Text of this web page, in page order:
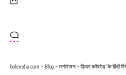
boleindia.com > Blog > मनोरंजन> डियर कॉमरेड’ के हिंदी रिमेक में